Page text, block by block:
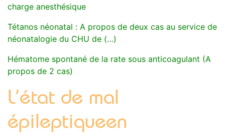
charge anesthésique
Tétanos néonatal : A propos de deux cas au service de
néonatalogie du CHU de (…)
Hématome spontané de la rate sous anticoagulant (A
propos de 2 cas)
L’état de mal
épileptiqueen